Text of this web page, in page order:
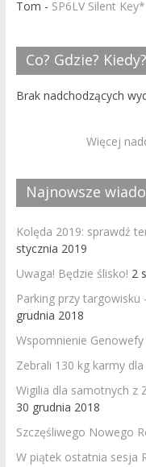
Tom - SP6LV Silent Key*
Co? Gdzie? Kiedy?
Brak nadchodzących
Więcej
Najnowsze
Kolęda 2019: sprawdź
stycznia 2019
Uwaga! Będzie ślisko! 2
Parking przy
grudnia 2018
Wspomnienie Genowefy
Zebrali 130 kg karmy
Wigilia dla samotnych z
30 grudnia 2018
Szczęśliwego Nowego
W piątek ostatnia sesja